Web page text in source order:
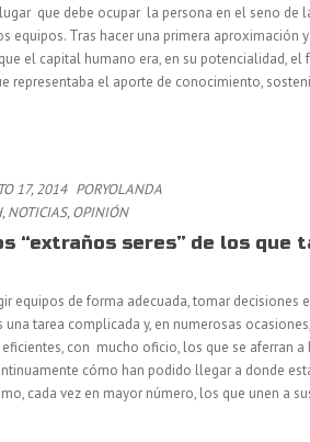
que debe ocupar la persona en el seno de
Tras hacer una primera aproximación
el capital humano era, en su potencialidad, el
representaba el aporte de conocimiento,
17, 2014 PORYOLANDA
,NOTICIAS,OPINIÓN
“extraños seres” de los que
equipos de forma adecuada, tomar decisiones
tarea complicada y, en numerosas
con mucho oficio, los que se aferran a
cómo han podido llegar a donde
cada vez en mayor número, los que unen a